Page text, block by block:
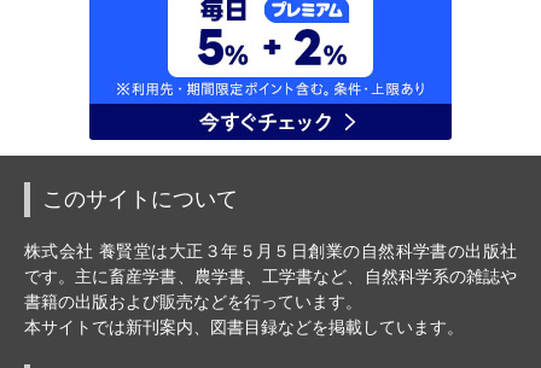
このサイトについて
株式会社 養賢堂は大正３年５月５日創業の自然科学書の出版社
です。主に畜産学書、農学書、工学書など、自然科学系の雑誌や
書籍の出版および販売などを行っています。
本サイトでは新刊案内、図書目録などを掲載しています。